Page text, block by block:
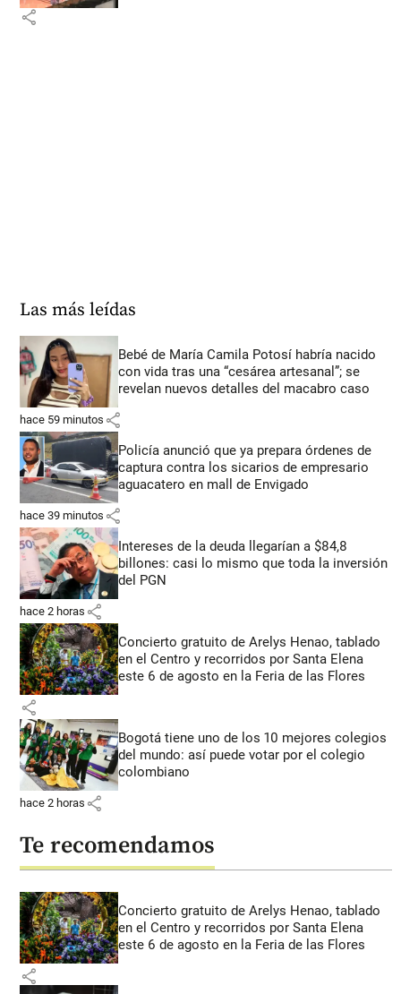
share
Las más leídas
Bebé de María Camila Potosí habría nacido
con vida tras una “cesárea artesanal”; se
revelan nuevos detalles del macabro caso
hace 59 minutos share
Policía anunció que ya prepara órdenes de
captura contra los sicarios de empresario
aguacatero en mall de Envigado
hace 39 minutos share
Intereses de la deuda llegarían a $84,8
billones: casi lo mismo que toda la inversión
del PGN
hace 2 horas share
Concierto gratuito de Arelys Henao, tablado
en el Centro y recorridos por Santa Elena
este 6 de agosto en la Feria de las Flores
share
Bogotá tiene uno de los 10 mejores colegios
del mundo: así puede votar por el colegio
colombiano
hace 2 horas share
Te recomendamos
Concierto gratuito de Arelys Henao, tablado
en el Centro y recorridos por Santa Elena
este 6 de agosto en la Feria de las Flores
share